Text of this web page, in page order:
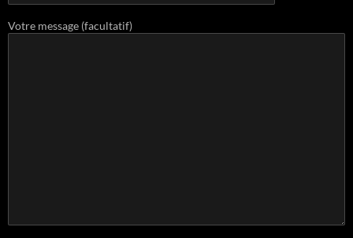
Votre message (facultatif)